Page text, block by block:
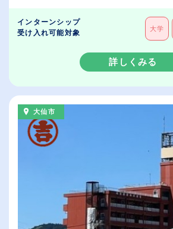
インターンシップ
受け入れ可能対象
大学
詳しくみる
大仙市